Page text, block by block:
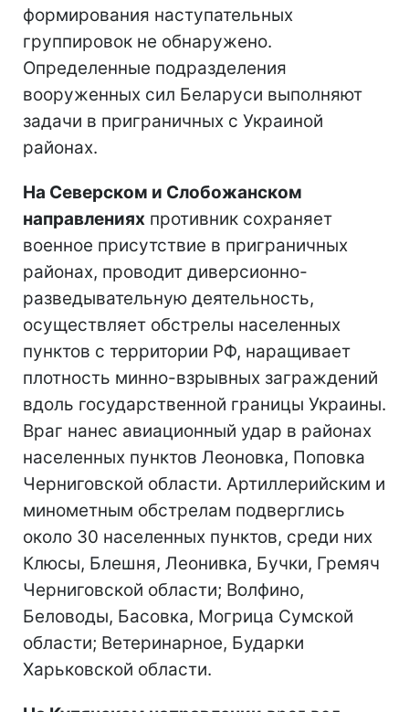
формирования наступательных
группировок не обнаружено.
Определенные подразделения
вооруженных сил Беларуси выполняют
задачи в приграничных с Украиной
районах.
На Северском и Слобожанском
направлениях противник сохраняет
военное присутствие в приграничных
районах, проводит диверсионно-
разведывательную деятельность,
осуществляет обстрелы населенных
пунктов с территории РФ, наращивает
плотность минно-взрывных заграждений
вдоль государственной границы Украины.
Враг нанес авиационный удар в районах
населенных пунктов Леоновка, Поповка
Черниговской области. Артиллерийским и
минометным обстрелам подверглись
около 30 населенных пунктов, среди них
Клюсы, Блешня, Леонивка, Бучки, Гремяч
Черниговской области; Волфино,
Беловоды, Басовка, Могрица Сумской
области; Ветеринарное, Бударки
Харьковской области.